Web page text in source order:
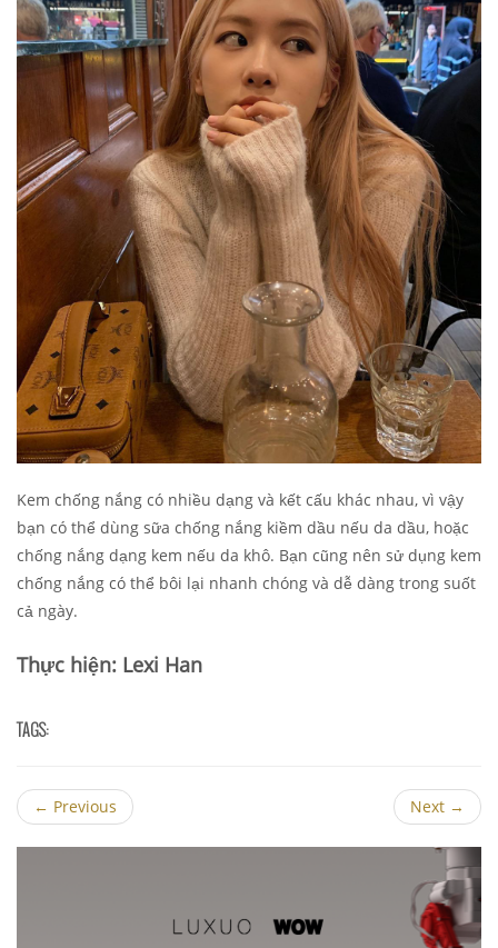
Kem chống nắng có nhiều dạng và kết cấu khác nhau, vì vậy
bạn có thể dùng sữa chống nắng kiềm dầu nếu da dầu, hoặc
chống nắng dạng kem nếu da khô. Bạn cũng nên sử dụng kem
chống nắng có thể bôi lại nhanh chóng và dễ dàng trong suốt
cả ngày.
Thực hiện: Lexi Han
TAGS:
← Previous Next →